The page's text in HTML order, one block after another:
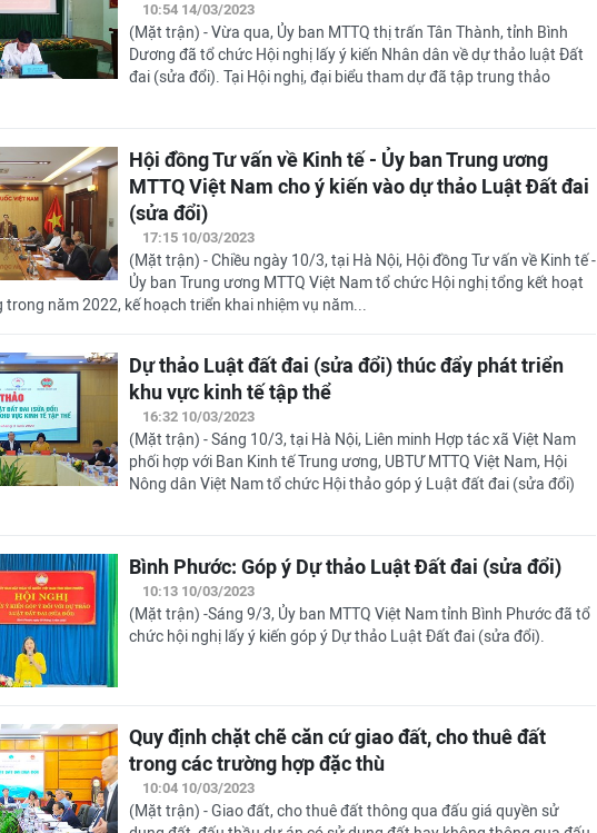
10:54 14/03/2023
(Mặt trận) - Vừa qua, Ủy ban MTTQ thị trấn Tân Thành, tỉnh Bình
Dương đã tổ chức Hội nghị lấy ý kiến Nhân dân về dự thảo luật Đất
đai (sửa đổi). Tại Hội nghị, đại biểu tham dự đã tập trung thảo
Hội đồng Tư vấn về Kinh tế - Ủy ban Trung ương
MTTQ Việt Nam cho ý kiến vào dự thảo Luật Đất đai
(sửa đổi)
17:15 10/03/2023
(Mặt trận) - Chiều ngày 10/3, tại Hà Nội, Hội đồng Tư vấn về Kinh tế -
Ủy ban Trung ương MTTQ Việt Nam tổ chức Hội nghị tổng kết hoạt
năm 2022, kế hoạch triển khai nhiệm vụ năm...
Dự thảo Luật đất đai (sửa đổi) thúc đẩy phát triển
khu vực kinh tế tập thể
16:32 10/03/2023
(Mặt trận) - Sáng 10/3, tại Hà Nội, Liên minh Hợp tác xã Việt Nam
phối hợp với Ban Kinh tế Trung ương, UBTƯ MTTQ Việt Nam, Hội
Nông dân Việt Nam tổ chức Hội thảo góp ý Luật đất đai (sửa đổi)
Bình Phước: Góp ý Dự thảo Luật Đất đai (sửa đổi)
10:13 10/03/2023
(Mặt trận) -Sáng 9/3, Ủy ban MTTQ Việt Nam tỉnh Bình Phước đã tổ
chức hội nghị lấy ý kiến góp ý Dự thảo Luật Đất đai (sửa đổi).
Quy định chặt chẽ căn cứ giao đất, cho thuê đất
trong các trường hợp đặc thù
10:04 10/03/2023
(Mặt trận) - Giao đất, cho thuê đất thông qua đấu giá quyền sử